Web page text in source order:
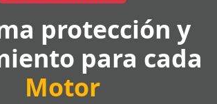
protección y
para cada
Motor